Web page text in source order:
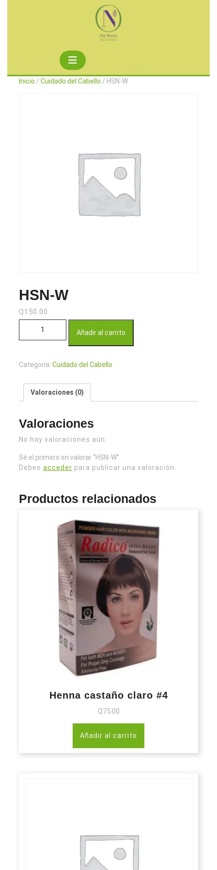
Botón
de
Inicio / Cuidado del Cabello / HSN-W
HSN-W
Q150.00
Añadir al carrito
Categoría: Cuidado del Cabello
Valoraciones (0)
Valoraciones
No hay valoraciones aún.
Sé el primero en valorar “HSN-W”
Debes acceder para publicar una valoración.
Productos relacionados
Henna castaño claro #4
Q75.00
Añadir al carrito